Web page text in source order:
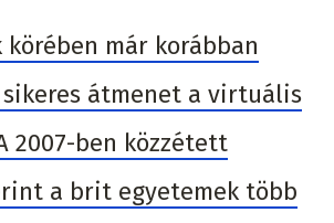
körében már korábban
átmenet a virtuális
2007-ben közzétett
a brit egyetemek több